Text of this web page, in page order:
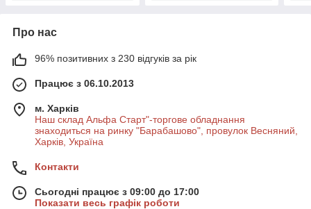
Про нас
96% позитивних з 230 відгуків за рік
Працює з 06.10.2013
м. Харків
Наш склад Альфа Старт"-торгове обладнання
знаходиться на ринку "Барабашово", провулок Весняний,
Харків, Україна
Контакти
Сьогодні працює з 09:00 до 17:00
Показати весь графік роботи